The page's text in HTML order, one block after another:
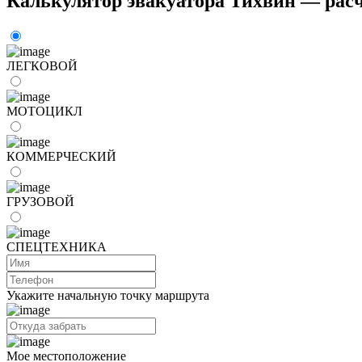
ЛЕГКОВОЙ
МОТОЦИКЛ
КОММЕРЧЕСКИЙ
ГРУЗОВОЙ
СПЕЦТЕХНИКА
Укажите начальную точку маршрута
Мое местоположение